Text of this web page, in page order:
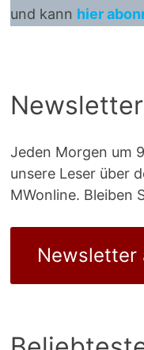
und kann hier
Newsletter
Jeden Morgen um
unsere Leser über
MWonline. Bleiben
Newsletter